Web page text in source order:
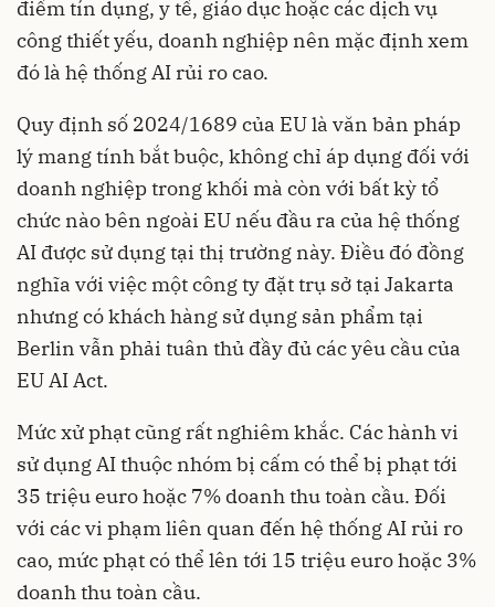
điểm tín dụng, y tế, giáo dục hoặc các dịch vụ
công thiết yếu, doanh nghiệp nên mặc định xem
đó là hệ thống AI rủi ro cao.
Quy định số 2024/1689 của EU là văn bản pháp
lý mang tính bắt buộc, không chỉ áp dụng đối với
doanh nghiệp trong khối mà còn với bất kỳ tổ
chức nào bên ngoài EU nếu đầu ra của hệ thống
AI được sử dụng tại thị trường này. Điều đó đồng
nghĩa với việc một công ty đặt trụ sở tại Jakarta
nhưng có khách hàng sử dụng sản phẩm tại
Berlin vẫn phải tuân thủ đầy đủ các yêu cầu của
EU AI Act.
Mức xử phạt cũng rất nghiêm khắc. Các hành vi
sử dụng AI thuộc nhóm bị cấm có thể bị phạt tới
35 triệu euro hoặc 7% doanh thu toàn cầu. Đối
với các vi phạm liên quan đến hệ thống AI rủi ro
cao, mức phạt có thể lên tới 15 triệu euro hoặc 3%
doanh thu toàn cầu.